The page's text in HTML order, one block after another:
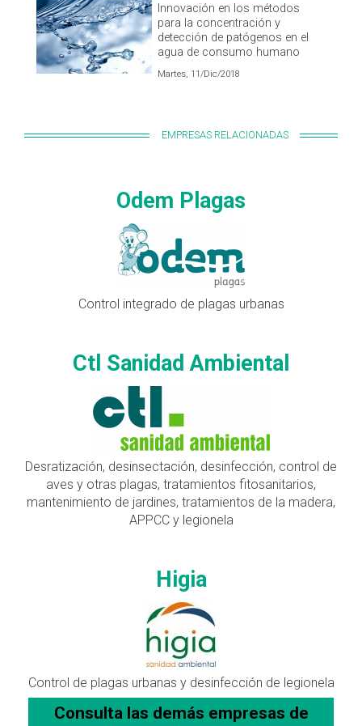
Innovación en los métodos
para la concentración y
detección de patógenos en el
agua de consumo humano
Martes, 11/Dic/2018
EMPRESAS RELACIONADAS
Odem Plagas
Control integrado de plagas urbanas
Ctl Sanidad Ambiental
Desratización, desinsectación, desinfección, control de
aves y otras plagas, tratamientos fitosanitarios,
mantenimiento de jardines, tratamientos de la madera,
APPCC y legionela
Higia
Control de plagas urbanas y desinfección de legionela
Consulta las demás empresas de